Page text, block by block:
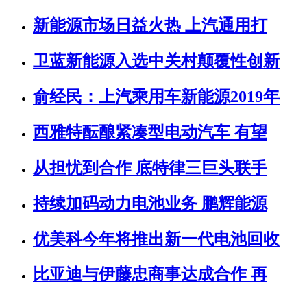
新能源市场日益火热 上汽通用打
卫蓝新能源入选中关村颠覆性创新
俞经民：上汽乘用车新能源2019年
西雅特酝酿紧凑型电动汽车 有望
从担忧到合作 底特律三巨头联手
持续加码动力电池业务 鹏辉能源
优美科今年将推出新一代电池回收
比亚迪与伊藤忠商事达成合作 再